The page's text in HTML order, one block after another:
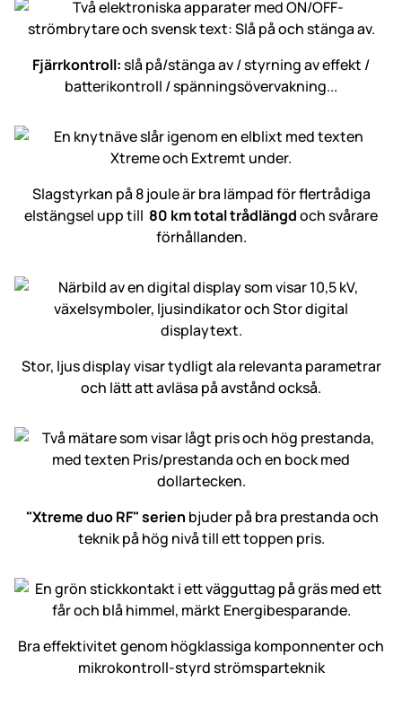
Fjärrkontroll:slå på/stänga av / styrning av effekt /
batterikontroll / spänningsövervakning...
Slagstyrkan på 8 joule är bra lämpad för flertrådiga
elstängsel upp till 80 km total trådlängdoch svårare
förhållanden.
Stor, ljus display visar tydligt ala relevanta parametrar
och lätt att avläsa på avstånd också.
"Xtreme duo RF" serien bjuder på bra prestanda och
teknik på hög nivå till ett toppen pris.
Bra effektivitet genom högklassiga komponnenter och
mikrokontroll-styrd strömsparteknik